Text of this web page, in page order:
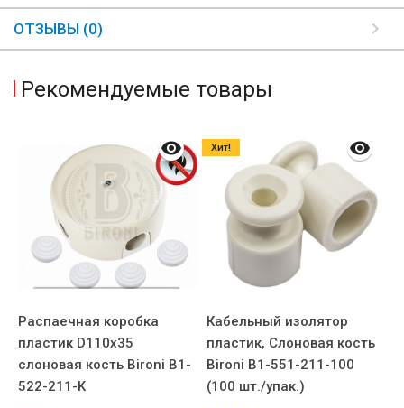
ОТЗЫВЫ (0)
Рекомендуемые товары
Распаечная коробка
пластик D110х35
слоновая кость Bironi B1-
522-211-K
Кабельный изолятор
пластик, Слоновая кость
Bironi B1-551-211-100
(100 шт./упак.)
Хит!